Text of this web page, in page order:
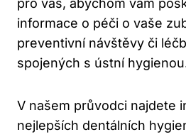
pro vás, abychom vám
informace o péči o vaše
preventivní návštěvy či
spojených s ústní
V našem průvodci najdete
nejlepších dentálních